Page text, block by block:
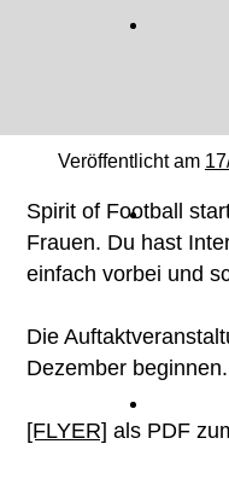
Veröffentlicht am
Spirit of Football
Frauen. Du hast
einfach vorbei und
Die
Dezember beginnen.
[FLYER] als PDF